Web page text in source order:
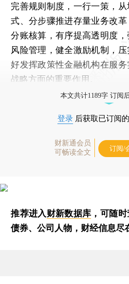
完善规则制度，一行一策，
式、分步骤推进存量业务改
分账核算，有序提高透明度
风险管理，健全激励机制，
好发挥政策性金融机构在服
战略方面的重要作用。
本文共计1189字 订阅
登录 后获取已订阅
财新通会员
可畅读全文
订阅/
推荐进入财新数据库 ，可随
债券、公司人物，财经信息尽